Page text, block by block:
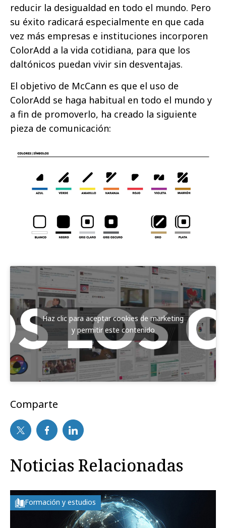
reducir la desigualdad en todo el mundo. Pero
su éxito radicará especialmente en que cada
vez más empresas e instituciones incorporen
ColorAdd a la vida cotidiana, para que los
daltónicos puedan vivir sin desventajas.
El objetivo de McCann es que el uso de
ColorAdd se haga habitual en todo el mundo y
a fin de promoverlo, ha creado la siguiente
pieza de comunicación:
Haz clic para aceptar cookies de marketing
y permitir este contenido
Comparte
Noticias Relacionadas
Formación y estudios